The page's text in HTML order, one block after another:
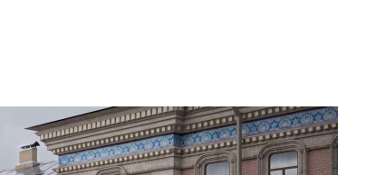
В
Петербурга
центр